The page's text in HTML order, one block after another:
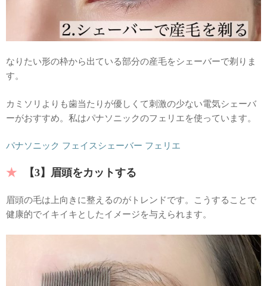
なりたい形の枠から出ている部分の産毛をシェーバーで剃りま
す。
カミソリよりも歯当たりが優しくて刺激の少ない電気シェーバ
ーがおすすめ。私はパナソニックのフェリエを使っています。
パナソニック フェイスシェーバー フェリエ
【3】眉頭をカットする
眉頭の毛は上向きに整えるのがトレンドです。こうすることで
健康的でイキイキとしたイメージを与えられます。